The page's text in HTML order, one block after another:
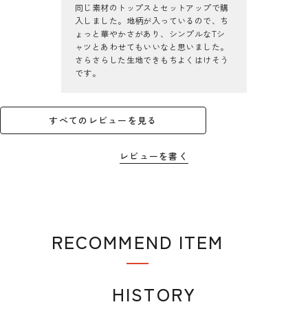
同じ素材のトップスとセットアップで購
入しました。地柄が入っているので、ち
ょっと華やかさがあり、シンプルなTシ
ャツとあわせてもいいなと思いました。
さらさらした生地できもちよくはけそう
です。
すべてのレビューを見る
レビューを書く
RECOMMEND ITEM
HISTORY